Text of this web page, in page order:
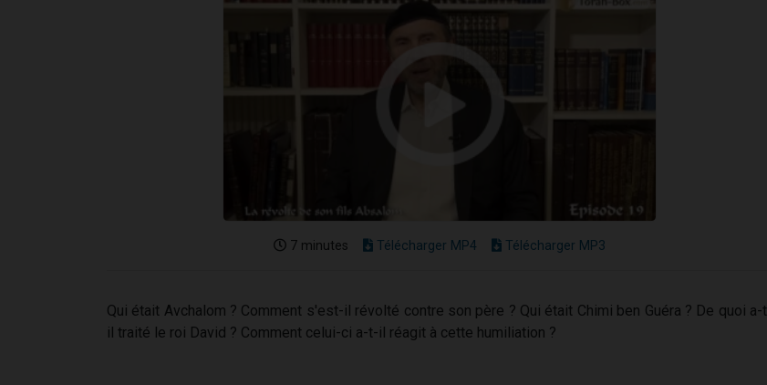
7 minutes Télécharger MP4 Télécharger MP3
Qui était Avchalom ? Comment s'est-il révolté contre son père ? Qui était Chimi ben Guéra ? De quoi a-
il traité le roi David ? Comment celui-ci a-t-il réagit à cette humiliation ?